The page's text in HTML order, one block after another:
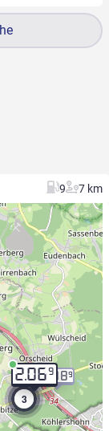
9 7 km
2.069
2.089
3